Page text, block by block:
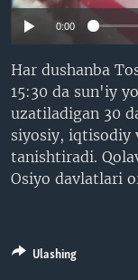
VIDEO
XABARLAR
ODNOKLASSNIKI
TELEGRAM
SOUNDCLOUD
VOA
Auto
0:00
Har dushanba
15:30 da sun'iy
uzatiladigan 30
siyosiy, iqtisodiy
tanishtiradi.
Osiyo davlatlari
Ulashing